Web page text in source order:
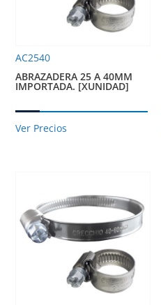
AC2540
ABRAZADERA 25 A 40MM
IMPORTADA. [XUNIDAD]
Ver Precios